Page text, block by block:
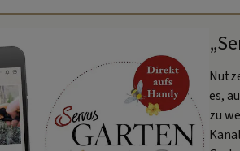
es,
zu